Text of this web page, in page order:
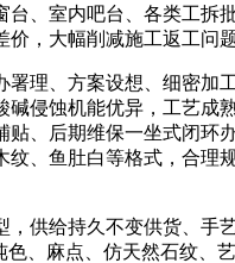
、室内吧台、各类工
，大幅削减施工返工问题
、方案设想、细密加
侵蚀机能优异，工艺
、后期维保一坐式闭
、鱼肚白等格式，合
给持久不变供货、手
、麻点、仿天然石纹